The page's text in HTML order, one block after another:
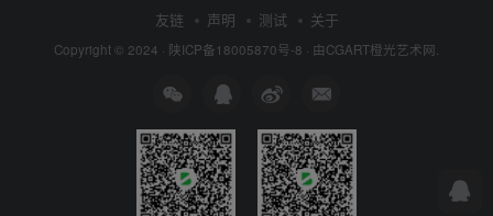
友链 声明 测试 关于
Copyright © 2024 · 陕ICP备18005870号-8 · 由CGART橙光艺术网.